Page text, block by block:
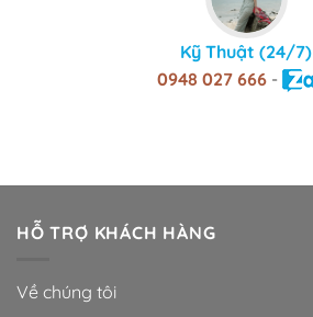
Kỹ Thuật (24/7)
0948 027 666-
HỖ TRỢ KHÁCH HÀNG
Về chúng tôi